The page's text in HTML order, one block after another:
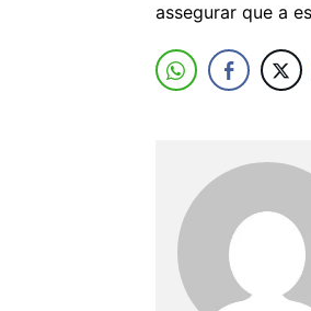
assegurar que a